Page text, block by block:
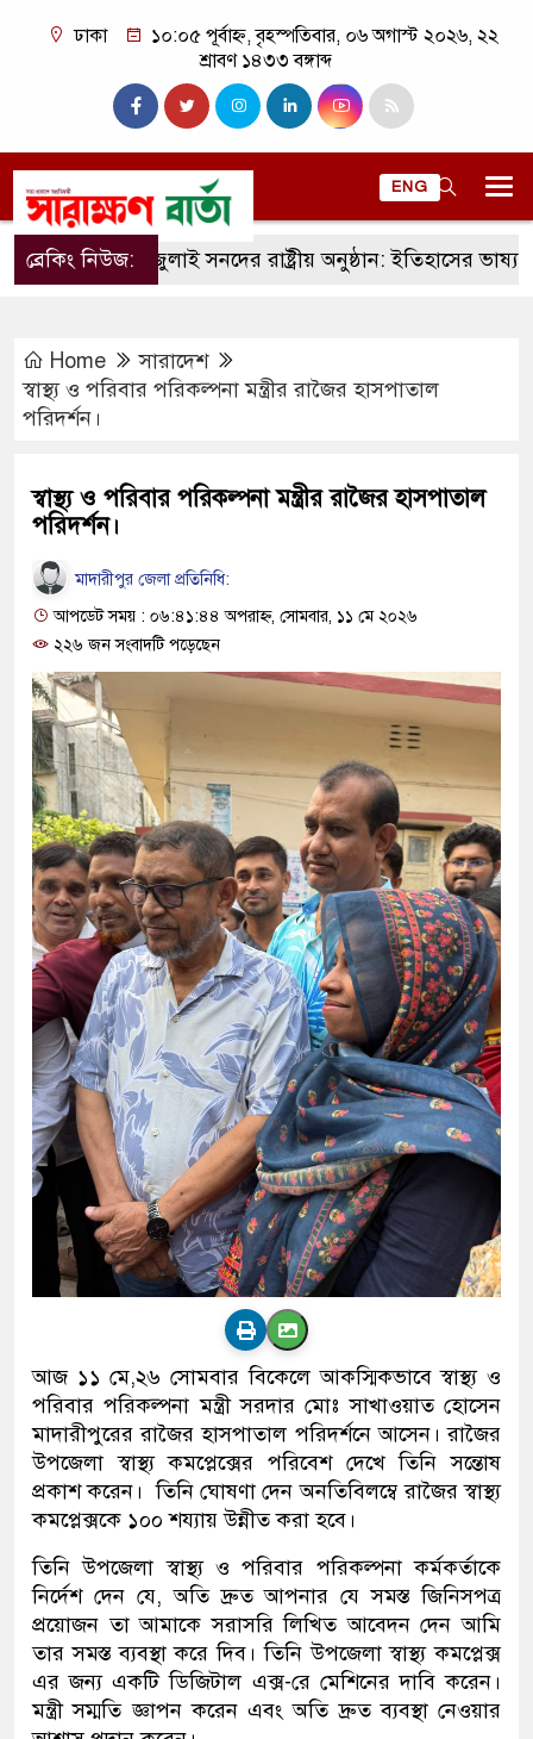
ঢাকা
১০:০৫ পূর্বাহ্ন, বৃহস্পতিবার, ০৬ অগাস্ট ২০২৬, ২২
শ্রাবণ ১৪৩৩ বঙ্গাব্দ
ENG
ব্রেকিং নিউজ:জুলাই সনদের রাষ্ট্রীয় অনুষ্ঠান: ইতিহাসের ভাষ্য,
Home
সারাদেশ
স্বাস্থ্য ও পরিবার পরিকল্পনা মন্ত্রীর রাজৈর হাসপাতাল
পরিদর্শন।
স্বাস্থ্য ও পরিবার পরিকল্পনা মন্ত্রীর রাজৈর হাসপাতাল
পরিদর্শন।
মাদারীপুর জেলা প্রতিনিধি:
আপডেট সময় : ০৬:৪১:৪৪ অপরাহ্ন, সোমবার, ১১ মে ২০২৬
২২৬ জন সংবাদটি পড়েছেন
আজ ১১ মে,২৬ সোমবার বিকেলে আকস্মিকভাবে স্বাস্থ্য ও
পরিবার পরিকল্পনা মন্ত্রী সরদার মোঃ সাখাওয়াত হোসেন
মাদারীপুরের রাজৈর হাসপাতাল পরিদর্শনে আসেন। রাজৈর
উপজেলা স্বাস্থ্য কমপ্লেক্সের পরিবেশ দেখে তিনি সন্তোষ
প্রকাশ করেন। তিনি ঘোষণা দেন অনতিবিলম্বে রাজৈর স্বাস্থ্য
কমপ্লেক্সকে ১০০ শয্যায় উন্নীত করা হবে।
তিনি উপজেলা স্বাস্থ্য ও পরিবার পরিকল্পনা কর্মকর্তাকে
নির্দেশ দেন যে, অতি দ্রুত আপনার যে সমস্ত জিনিসপত্র
প্রয়োজন তা আমাকে সরাসরি লিখিত আবেদন দেন আমি
তার সমস্ত ব্যবস্থা করে দিব। তিনি উপজেলা স্বাস্থ্য কমপ্লেক্স
এর জন্য একটি ডিজিটাল এক্স-রে মেশিনের দাবি করেন।
মন্ত্রী সম্মতি জ্ঞাপন করেন এবং অতি দ্রুত ব্যবস্থা নেওয়ার